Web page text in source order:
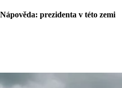
prezidenta v této zemi